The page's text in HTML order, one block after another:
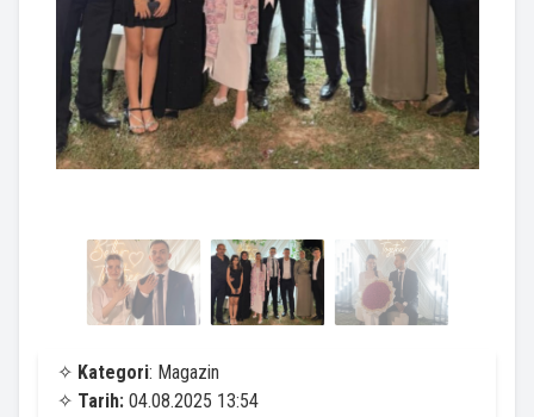
✧ Kategori: Magazin
✧ Tarih: 04.08.2025 13:54